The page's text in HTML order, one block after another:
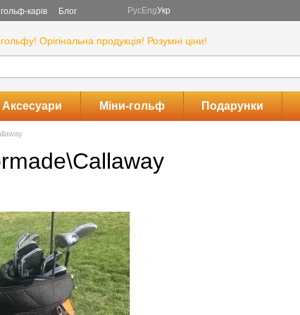
карів Блог РусEngУкр
Орігінальна продукція! Розумні ціни!
Аксесуари Міни-гольф Подарунки